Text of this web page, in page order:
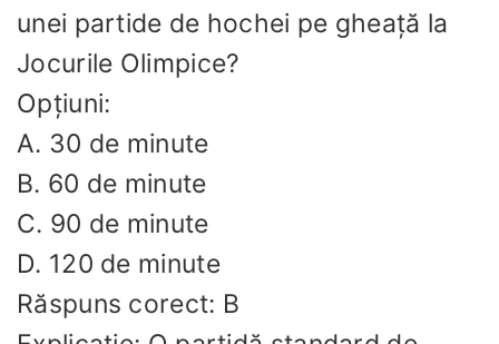
unei partide de hochei pe gheață la
Jocurile Olimpice?
Opțiuni:
A. 30 de minute
B. 60 de minute
C. 90 de minute
D. 120 de minute
Răspuns corect: B